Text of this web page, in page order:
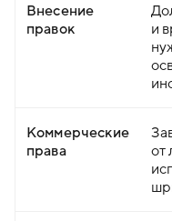
Внесение
правок
и
Коммерческие
права
от